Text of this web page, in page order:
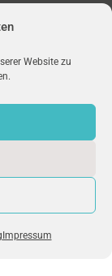
Website zu
Impressum